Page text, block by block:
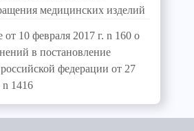
медицинских изделий
10 февраля 2017 г. n 160 о
в постановление
федерации от 27
n 1416